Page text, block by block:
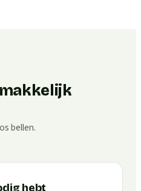
bellen.
hebt